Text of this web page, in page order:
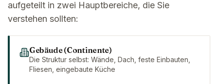
aufgeteilt in zwei Hauptbereiche, die Sie
verstehen sollten:
Gebäude (Continente)
Die Struktur selbst: Wände, Dach, feste Einbauten,
Fliesen, eingebaute Küche